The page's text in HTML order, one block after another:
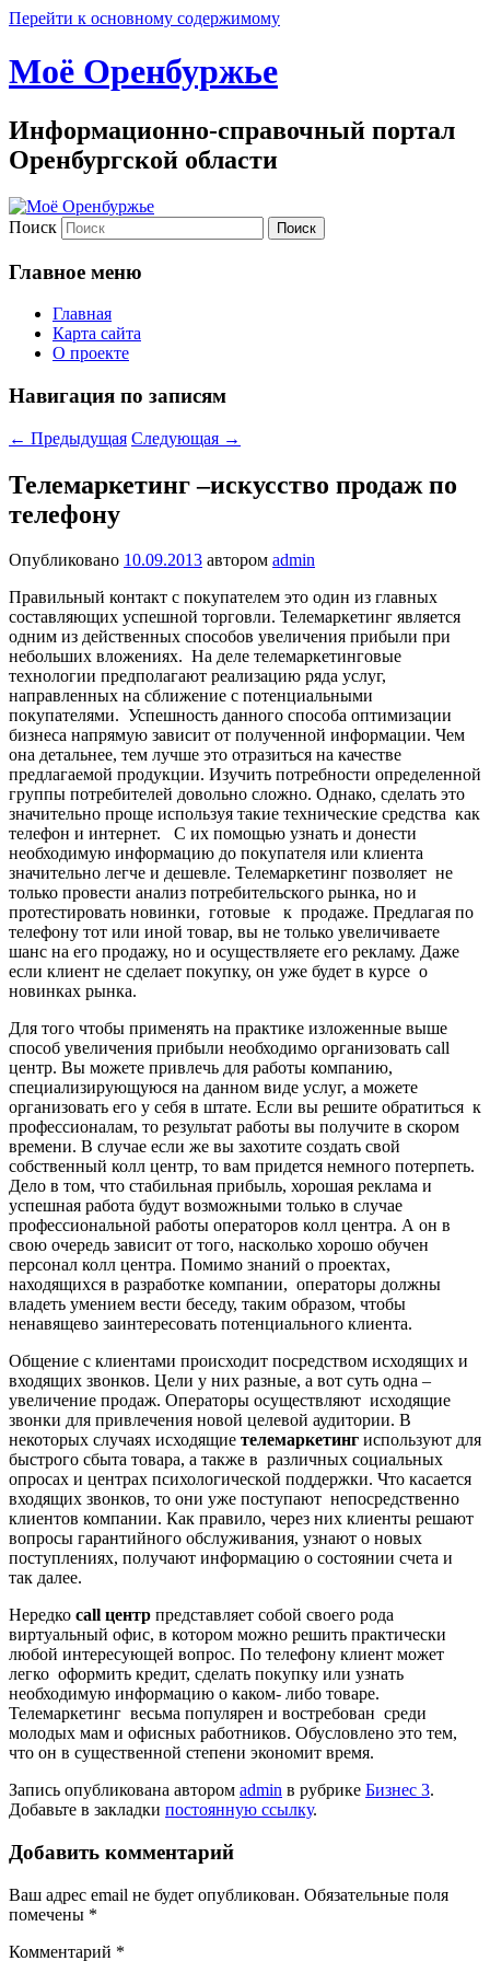
Перейти к основному содержимому
Моё Оренбуржье
Информационно-справочный портал
Оренбургской области
Поиск
Главное меню
Главная
Карта сайта
О проекте
Навигация по записям
← Предыдущая Следующая →
Телемаркетинг –искусство продаж по
телефону
Опубликовано 10.09.2013 автором admin
Правильный контакт с покупателем это один из главных
составляющих успешной торговли. Телемаркетинг является
одним из действенных способов увеличения прибыли при
небольших вложениях. На деле телемаркетинговые
технологии предполагают реализацию ряда услуг,
направленных на сближение с потенциальными
покупателями. Успешность данного способа оптимизации
бизнеса напрямую зависит от полученной информации. Чем
она детальнее, тем лучше это отразиться на качестве
предлагаемой продукции. Изучить потребности определенной
группы потребителей довольно сложно. Однако, сделать это
значительно проще используя такие технические средства как
телефон и интернет. С их помощью узнать и донести
необходимую информацию до покупателя или клиента
значительно легче и дешевле. Телемаркетинг позволяет не
только провести анализ потребительского рынка, но и
протестировать новинки, готовые к продаже. Предлагая по
телефону тот или иной товар, вы не только увеличиваете
шанс на его продажу, но и осуществляете его рекламу. Даже
если клиент не сделает покупку, он уже будет в курсе о
новинках рынка.
Для того чтобы применять на практике изложенные выше
способ увеличения прибыли необходимо организовать call
центр. Вы можете привлечь для работы компанию,
специализирующуюся на данном виде услуг, а можете
организовать его у себя в штате. Если вы решите обратиться к
профессионалам, то результат работы вы получите в скором
времени. В случае если же вы захотите создать свой
собственный колл центр, то вам придется немного потерпеть.
Дело в том, что стабильная прибыль, хорошая реклама и
успешная работа будут возможными только в случае
профессиональной работы операторов колл центра. А он в
свою очередь зависит от того, насколько хорошо обучен
персонал колл центра. Помимо знаний о проектах,
находящихся в разработке компании, операторы должны
владеть умением вести беседу, таким образом, чтобы
ненавящево заинтересовать потенциального клиента.
Общение с клиентами происходит посредством исходящих и
входящих звонков. Цели у них разные, а вот суть одна –
увеличение продаж. Операторы осуществляют исходящие
звонки для привлечения новой целевой аудитории. В
некоторых случаях исходящие телемаркетинг используют для
быстрого сбыта товара, а также в различных социальных
опросах и центрах психологической поддержки. Что касается
входящих звонков, то они уже поступают непосредственно
клиентов компании. Как правило, через них клиенты решают
вопросы гарантийного обслуживания, узнают о новых
поступлениях, получают информацию о состоянии счета и
так далее.
Нередко call центр представляет собой своего рода
виртуальный офис, в котором можно решить практически
любой интересующей вопрос. По телефону клиент может
легко оформить кредит, сделать покупку или узнать
необходимую информацию о каком- либо товаре.
Телемаркетинг весьма популярен и востребован среди
молодых мам и офисных работников. Обусловлено это тем,
что он в существенной степени экономит время.
Запись опубликована автором admin в рубрике Бизнес 3.
Добавьте в закладки постоянную ссылку.
Добавить комментарий
Ваш адрес email не будет опубликован. Обязательные поля
помечены *
Комментарий *